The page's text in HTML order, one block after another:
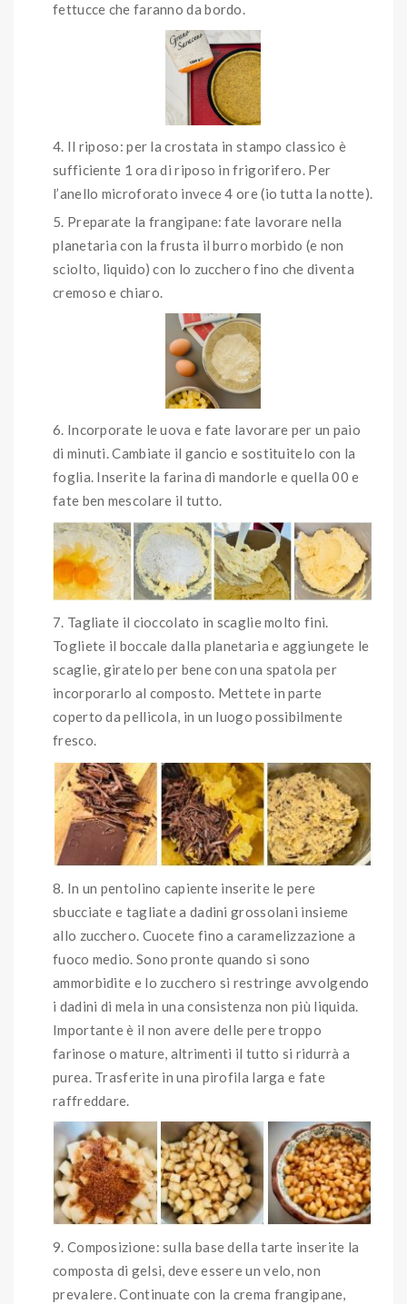
fettucce che faranno da bordo.
Il riposo: per la crostata in stampo classico è
sufficiente 1 ora di riposo in frigorifero. Per
l’anello microforato invece 4 ore (io tutta la notte).
Preparate la frangipane: fate lavorare nella
planetaria con la frusta il burro morbido (e non
sciolto, liquido) con lo zucchero fino che diventa
cremoso e chiaro.
Incorporate le uova e fate lavorare per un paio
di minuti. Cambiate il gancio e sostituitelo con la
foglia. Inserite la farina di mandorle e quella 00 e
fate ben mescolare il tutto.
Tagliate il cioccolato in scaglie molto fini.
Togliete il boccale dalla planetaria e aggiungete le
scaglie, giratelo per bene con una spatola per
incorporarlo al composto. Mettete in parte
coperto da pellicola, in un luogo possibilmente
fresco.
In un pentolino capiente inserite le pere
sbucciate e tagliate a dadini grossolani insieme
allo zucchero. Cuocete fino a caramelizzazione a
fuoco medio. Sono pronte quando si sono
ammorbidite e lo zucchero si restringe avvolgendo
i dadini di mela in una consistenza non più liquida.
Importante è il non avere delle pere troppo
farinose o mature, altrimenti il tutto si ridurrà a
purea. Trasferite in una pirofila larga e fate
raffreddare.
Composizione: sulla base della tarte inserite la
composta di gelsi, deve essere un velo, non
prevalere. Continuate con la crema frangipane,